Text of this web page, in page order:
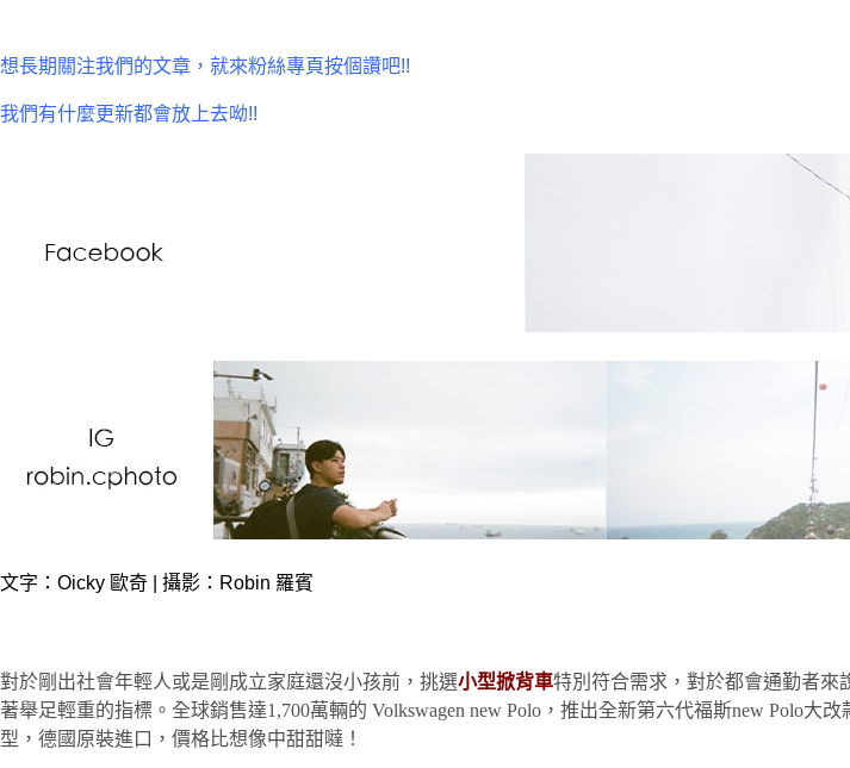
想長期關注我們的文章，就來粉絲專頁按個讚吧!!
我們有什麼更新都會放上去呦!!
文字：Oicky 歐奇 | 攝影：Robin 羅賓
對於剛出社會年輕人或是剛成立家庭還沒小孩前，挑選小型掀背車特別符合需求，對於都會通勤者來
著舉足輕重的指標。全球銷售達1,700萬輛的 Volkswagen new Polo，推出全新第六代福斯new Polo大
型，德國原裝進口，價格比想像中甜甜噠！